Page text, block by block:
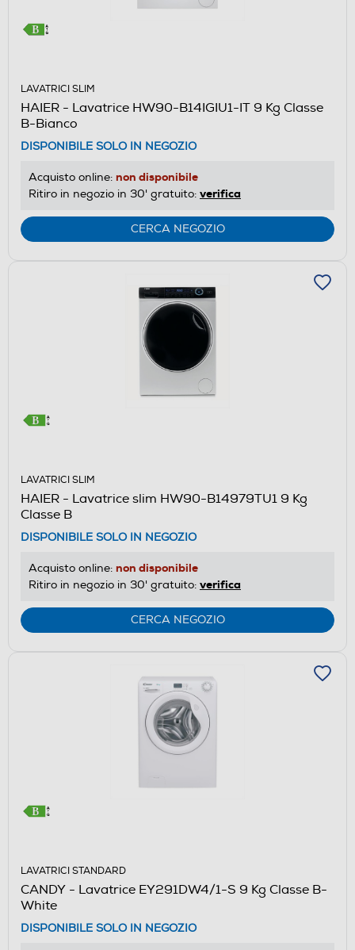
LAVATRICI SLIM
HAIER - Lavatrice HW90-B14IGIU1-IT 9 Kg Classe
B-Bianco
DISPONIBILE SOLO IN NEGOZIO
Acquisto online: non disponibile
Ritiro in negozio in 30' gratuito: verifica
CERCA NEGOZIO
LAVATRICI SLIM
HAIER - Lavatrice slim HW90-B14979TU1 9 Kg
Classe B
DISPONIBILE SOLO IN NEGOZIO
Acquisto online: non disponibile
Ritiro in negozio in 30' gratuito: verifica
CERCA NEGOZIO
LAVATRICI STANDARD
CANDY - Lavatrice EY291DW4/1-S 9 Kg Classe B-
White
DISPONIBILE SOLO IN NEGOZIO